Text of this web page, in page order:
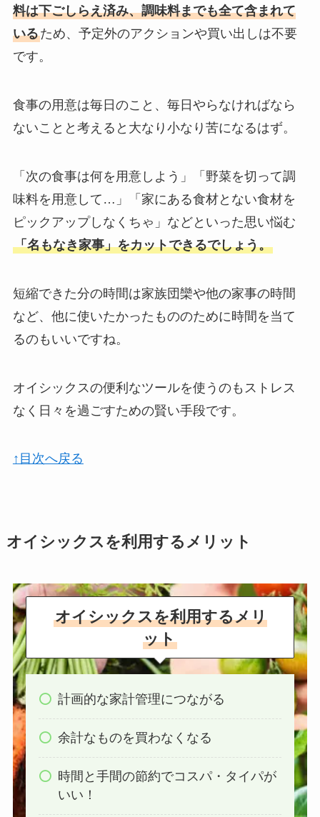
料は下ごしらえ済み、調味料までも全て含まれて
いるため、予定外のアクションや買い出しは不要
です。
食事の用意は毎日のこと、毎日やらなければなら
ないことと考えると大なり小なり苦になるはず。
「次の食事は何を用意しよう」「野菜を切って調
味料を用意して…」「家にある食材とない食材を
ピックアップしなくちゃ」などといった思い悩む
「名もなき家事」をカットできるでしょう。
短縮できた分の時間は家族団欒や他の家事の時間
など、他に使いたかったもののために時間を当て
るのもいいですね。
オイシックスの便利なツールを使うのもストレス
なく日々を過ごすための賢い手段です。
↑目次へ戻る
オイシックスを利用するメリット
オイシックスを利用するメリ
ット
計画的な家計管理につながる
余計なものを買わなくなる
時間と手間の節約でコスパ・タイパが
いい！